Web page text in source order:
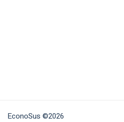
EconoSus ©2026